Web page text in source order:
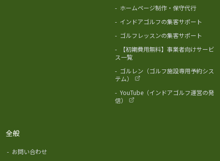
- ホームページ制作・保守代行
- インドアゴルフの集客サポート
- ゴルフレッスンの集客サポート
-
【初期費用無料】事業者向けサービ
ス一覧
- ゴルレン（ゴルフ施設専用予約シス
テム）
- YouTube（インドアゴルフ運営の発
信）
全般
- お問い合わせ